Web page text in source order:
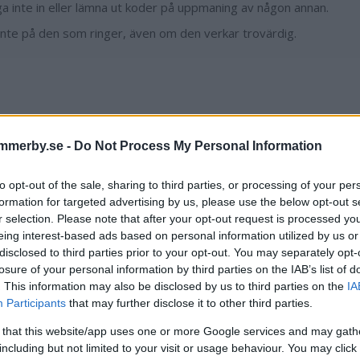
- Do Not Process My Personal Information
opt-out of the sale, sharing to third parties, or processing of your
for targeted advertising by us, please use the below opt-out
selection. Please note that after your opt-out request is processed
interest-based ads based on personal information utilized by us
to third parties prior to your opt-out. You may separately
of your personal information by third parties on the IAB’s list of
This information may also be disclosed by us to third parties on the
Participants that may further disclose it to other third parties.
that this website/app uses one or more Google services and may
but not limited to your visit or usage behaviour. You may
inte in eller lämna ut koder på uppmaning av någon annan.
på den som ringer, även om den verkar trovärdig.
Bedrägeriförsök Bedrägeribrott